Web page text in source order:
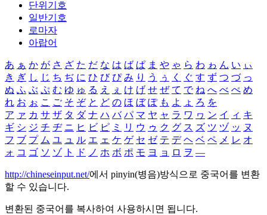
단위기호
일반기호
로마자
아랍어
あ ぁ か が さ ざ た だ な は ば ぱ ま や ゃ ら わ ゎ ん い ぃ
き ぎ し じ ち ぢ に ひ び ぴ み り う ぅ く ぐ す ず つ づ っ
ぬ ふ ぶ ぷ む ゆ ゅ る え ぇ け げ せ ぜ て で ね へ べ ぺ め
れ お ぉ こ ご そ ぞ と ど の ほ ぼ ぽ も よ ょ ろ を
ア ァ カ サ ザ タ ダ ナ ハ バ パ マ ヤ ャ ラ ワ ヮ ン イ ィ キ
ギ シ ジ チ ヂ ニ ヒ ビ ピ ミ リ ウ ゥ ク グ ス ズ ツ ヅ ッ ヌ
フ ブ プ ム ユ ュ ル エ ェ ケ ゲ セ ゼ テ デ ヘ ベ ペ メ レ オ
ォ コ ゴ ソ ゾ ト ド ノ ホ ボ ポ モ ヨ ョ ロ ヲ ―
http://chineseinput.net/에서 pinyin(병음)방식으로 중국어를 변환
할 수 있습니다.
변환된 중국어를 복사하여 사용하시면 됩니다.